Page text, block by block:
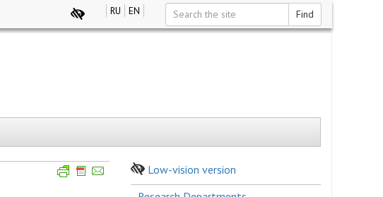
RU EN Find
Low-vision version
Боковое